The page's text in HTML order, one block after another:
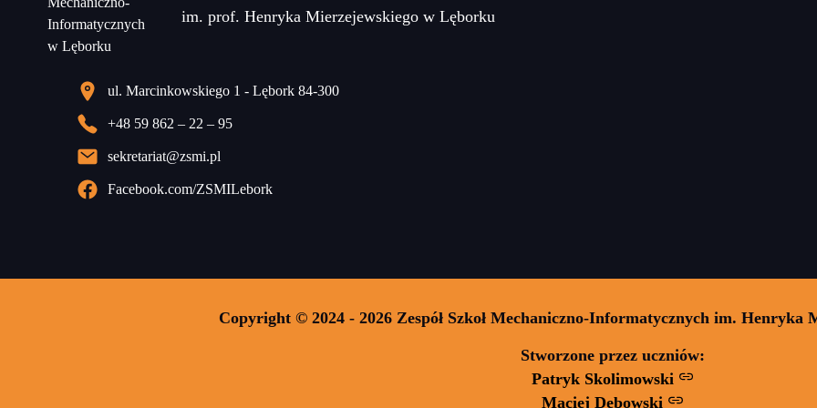
im. prof. Henryka Mierzejewskiego w Lęborku
ul. Marcinkowskiego 1 - Lębork 84-300
+48 59 862 – 22 – 95
sekretariat@zsmi.pl
Facebook.com/ZSMILebork
Copyright © 2024 - 2026 Zespół Szkoł Mechaniczno-Informatycznych im. Henryka
Stworzone przez uczniów:
Patryk Skolimowski
Maciej Dębowski